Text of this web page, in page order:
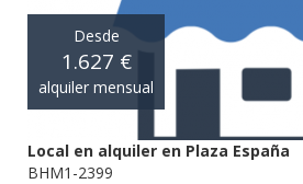
Desde
1.627 €
alquiler mensual
Local en alquiler en Plaza España
BHM1-2399